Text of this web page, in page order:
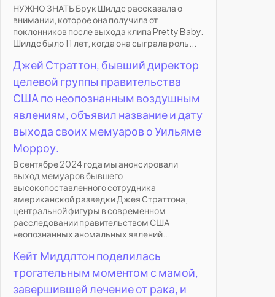
НУЖНО ЗНАТЬ Брук Шилдс рассказала о
внимании, которое она получила от
поклонников после выхода клипа Pretty Baby.
Шилдс было 11 лет, когда она сыграла роль...
Джей Страттон, бывший директор
целевой группы правительства
США по неопознанным воздушным
явлениям, объявил название и дату
выхода своих мемуаров о Уильяме
Морроу.
В сентябре 2024 года мы анонсировали
выход мемуаров бывшего
высокопоставленного сотрудника
американской разведки Джея Страттона,
центральной фигуры в современном
расследовании правительством США
неопознанных аномальных явлений...
Кейт Миддлтон поделилась
трогательным моментом с мамой,
завершившей лечение от рака, и